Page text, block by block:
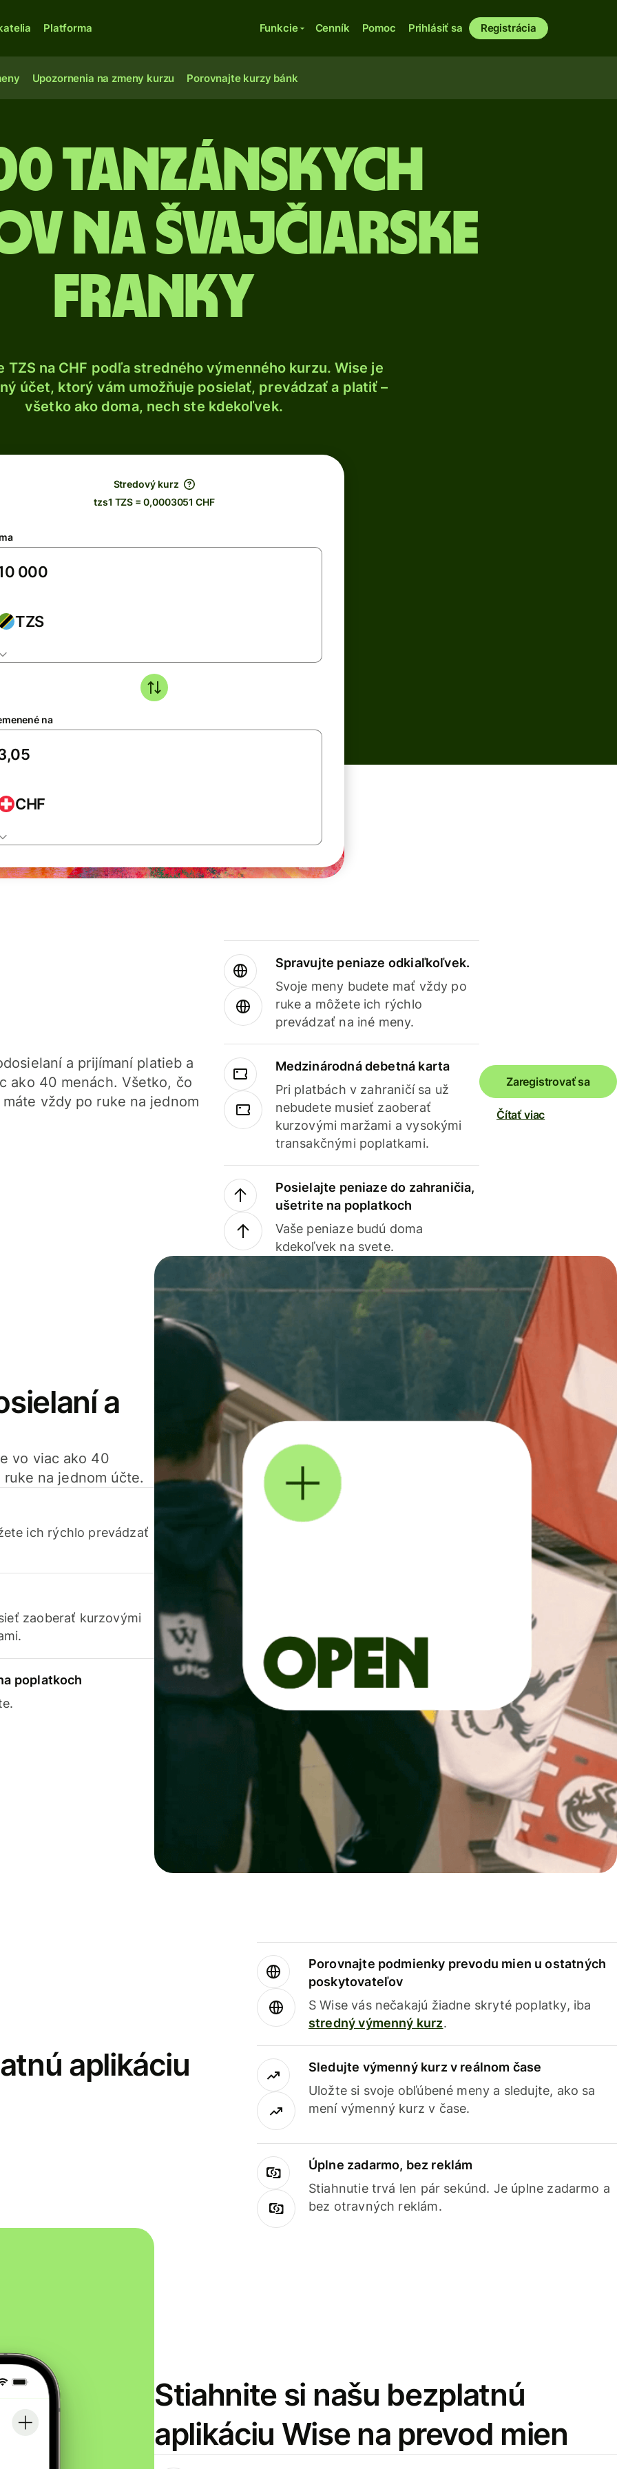
Platforma Funkcie Cenník Pomoc Prihlásiť sa Registrácia
Upozornenia na zmeny kurzu Porovnajte kurzy bánk
Tanzánskych
na švajčiarske
franky
TZS na CHF podľa stredného výmenného kurzu. Wise je
účet, ktorý vám umožňuje posielať, prevádzať a platiť –
všetko ako doma, nech ste kdekoľvek.
Stredový kurz
tzs1 TZS = 0,0003051 CHF
TZS
na
CHF
a prijímaní platieb a
ako 40 menách. Všetko, čo
vždy po ruke na jednom
Spravujte peniaze odkiaľkoľvek.
Svoje meny budete mať vždy po
ruke a môžete ich rýchlo
prevádzať na iné meny.
Medzinárodná debetná karta
Pri platbách v zahraničí sa už
nebudete musieť zaoberať
kurzovými maržami a vysokými
transakčnými poplatkami.
Posielajte peniaze do zahraničia,
ušetrite na poplatkoch
Vaše peniaze budú doma
kdekoľvek na svete.
Zaregistrovať sa
Čítať viac
a
vo viac ako 40
na jednom účte.
ich rýchlo prevádzať
zaoberať kurzovými
poplatkoch
aplikáciu
Porovnajte podmienky prevodu mien u ostatných
poskytovateľov
S Wise vás nečakajú žiadne skryté poplatky, iba
stredný výmenný kurz.
Sledujte výmenný kurz v reálnom čase
Uložte si svoje obľúbené meny a sledujte, ako sa
mení výmenný kurz v čase.
Úplne zadarmo, bez reklám
Stiahnutie trvá len pár sekúnd. Je úplne zadarmo a
bez otravných reklám.
Stiahnite si našu bezplatnú
aplikáciu Wise na prevod mien